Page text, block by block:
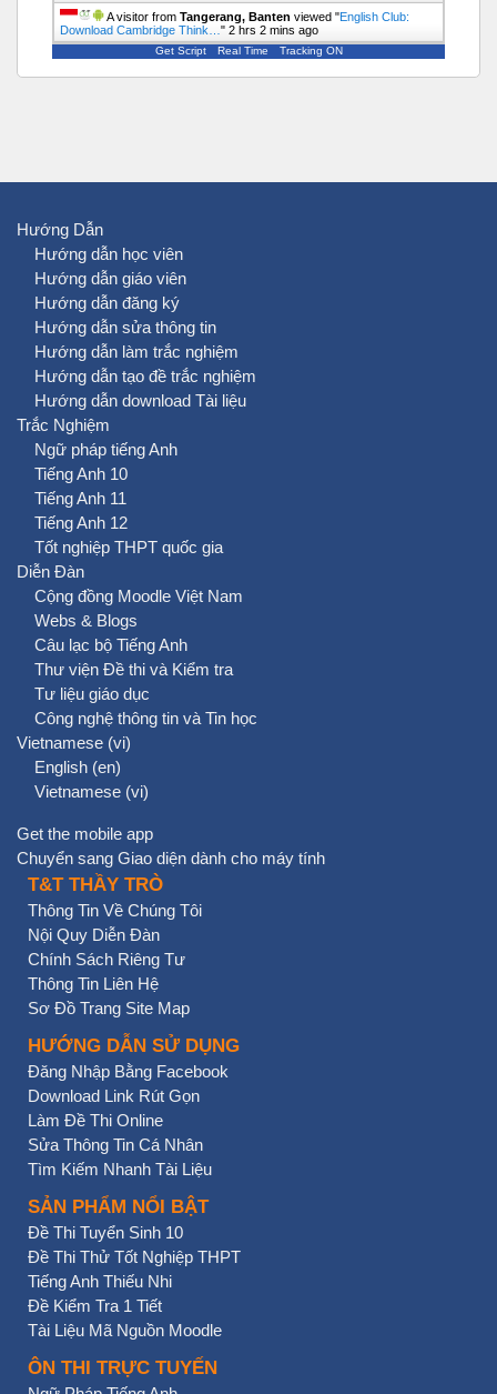
A visitor from Tangerang, Banten viewed "English Club:
Download Cambridge Think… " 2 hrs 2 mins ago
Get Script Real Time Tracking ON
Hướng Dẫn
Hướng dẫn học viên
Hướng dẫn giáo viên
Hướng dẫn đăng ký
Hướng dẫn sửa thông tin
Hướng dẫn làm trắc nghiệm
Hướng dẫn tạo đề trắc nghiệm
Hướng dẫn download Tài liệu
Trắc Nghiệm
Ngữ pháp tiếng Anh
Tiếng Anh 10
Tiếng Anh 11
Tiếng Anh 12
Tốt nghiệp THPT quốc gia
Diễn Đàn
Cộng đồng Moodle Việt Nam
Webs & Blogs
Câu lạc bộ Tiếng Anh
Thư viện Đề thi và Kiểm tra
Tư liệu giáo dục
Công nghệ thông tin và Tin học
Vietnamese ‎(vi)‎
English ‎(en)‎
Vietnamese ‎(vi)‎
Get the mobile app
Chuyển sang Giao diện dành cho máy tính
T&T THẦY TRÒ
Thông Tin Về Chúng Tôi
Nội Quy Diễn Đàn
Chính Sách Riêng Tư
Thông Tin Liên Hệ
Sơ Đồ Trang Site Map
HƯỚNG DẪN SỬ DỤNG
Đăng Nhập Bằng Facebook
Download Link Rút Gọn
Làm Đề Thi Online
Sửa Thông Tin Cá Nhân
Tìm Kiếm Nhanh Tài Liệu
SẢN PHẨM NỔI BẬT
Đề Thi Tuyển Sinh 10
Đề Thi Thử Tốt Nghiệp THPT
Tiếng Anh Thiếu Nhi
Đề Kiểm Tra 1 Tiết
Tài Liệu Mã Nguồn Moodle
ÔN THI TRỰC TUYẾN